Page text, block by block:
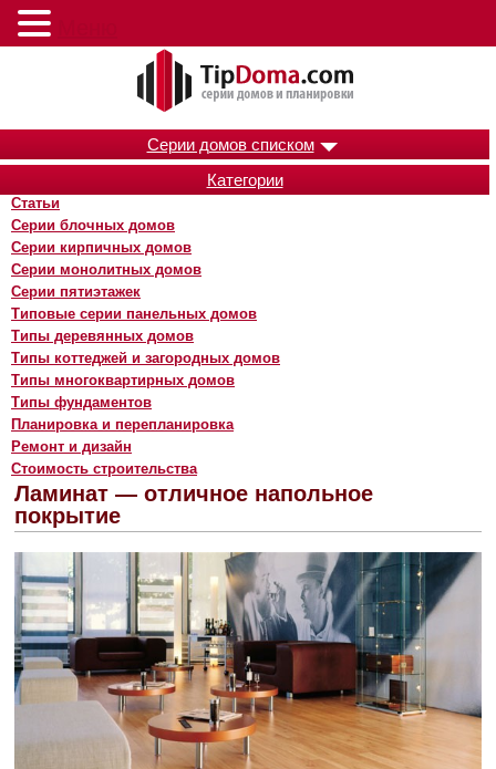
Серии домов списком
Категории
Статьи
Серии блочных домов
Серии кирпичных домов
Серии монолитных домов
Серии пятиэтажек
Типовые серии панельных домов
Типы деревянных домов
Типы коттеджей и загородных домов
Типы многоквартирных домов
Типы фундаментов
Планировка и перепланировка
Ремонт и дизайн
Стоимость строительства
Ламинат — отличное напольное
покрытие